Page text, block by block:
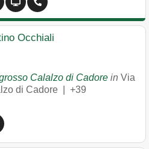
Occhiali
Calalzo di Cadore in Via
di Cadore
+39